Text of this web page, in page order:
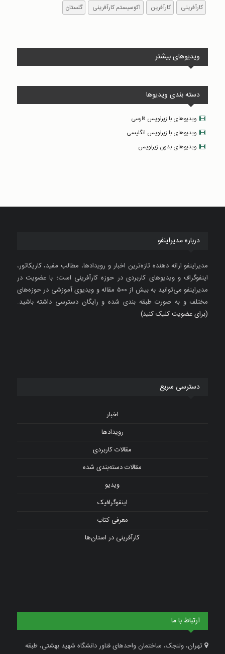
کارآفرینی کارآفرین اکوسیستم کارآفرینی گلستان
ویدیوهای بیشتر
دسته بندی ویدیوها
ویدیوهای با زیرنویس فارسی
ویدیوهای با زیرنویس انگلیسی
ویدیوهای بدون زیرنویس
درباره مدیراینفو
مدیراینفو ارائه دهنده تازه‌ترین اخبار و رویدادها، مطالب مفید، کاریکاتور،
اینفوگراف و ویدیوهای کاربردی در حوزه کارآفرینی است؛ با عضویت در
مدیراینفو می‌توانید به بیش از ۵۰۰ مقاله و ویدیوی آموزشی در حوزه‌های
مختلف و به صورت طبقه بندی شده و رایگان دسترسی داشته باشید.
(برای عضویت کلیک کنید)
دسترسی سریع
اخبار
رویدادها
مقالات کاربردی
مقالات دسته‌بندی شده
ویدیو
اینفوگرافیک
معرفی کتاب
کارآفرینی در استان‌ها
ارتباط با ما
تهران، ولنجک، ساختمان واحدهای فناور دانشگاه شهید بهشتی، طبقه